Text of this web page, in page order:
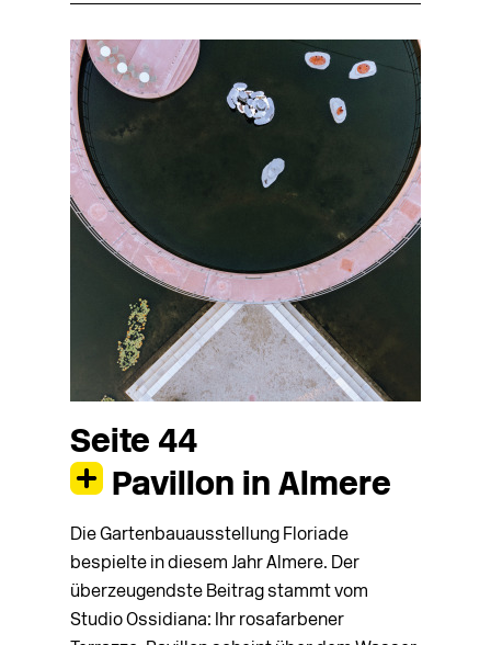
Seite 44
Pavillon in Almere
Die Gartenbauausstellung Floriade
bespielte in diesem Jahr Almere. Der
überzeugendste Beitrag stammt vom
Studio Ossidiana: Ihr rosafarbener